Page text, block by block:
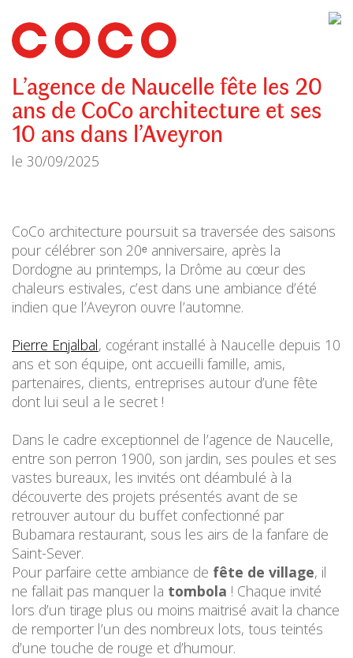
CoCo
Architecture
architecture,
urbanisme,
etc.
L’agence de Naucelle fête les 20
ans de CoCo architecture et ses
10 ans dans l’Aveyron
le 30/09/2025
CoCo architecture poursuit sa traversée des saisons
pour célébrer son 20ᵉ anniversaire, après la
Dordogne au printemps, la Drôme au cœur des
chaleurs estivales, c’est dans une ambiance d’été
indien que l’Aveyron ouvre l’automne.
Pierre Enjalbal, cogérant installé à Naucelle depuis 10
ans et son équipe, ont accueilli famille, amis,
partenaires, clients, entreprises autour d’une fête
dont lui seul a le secret !
Dans le cadre exceptionnel de l’agence de Naucelle,
entre son perron 1900, son jardin, ses poules et ses
vastes bureaux, les invités ont déambulé à la
découverte des projets présentés avant de se
retrouver autour du buffet confectionné par
Bubamara restaurant, sous les airs de la fanfare de
Saint-Sever.
Pour parfaire cette ambiance de fête de village, il
ne fallait pas manquer la tombola ! Chaque invité
lors d’un tirage plus ou moins maitrisé avait la chance
de remporter l’un des nombreux lots, tous teintés
d’une touche de rouge et d’humour.